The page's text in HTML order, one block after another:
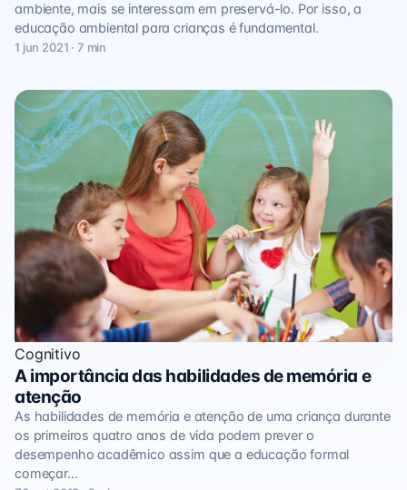
ambiente, mais se interessam em preservá-lo. Por isso, a
educação ambiental para crianças é fundamental.
1 jun 2021 · 7 min
Cognitivo
A importância das habilidades de memória e
atenção
As habilidades de memória e atenção de uma criança durante
os primeiros quatro anos de vida podem prever o
desempenho acadêmico assim que a educação formal
começar…